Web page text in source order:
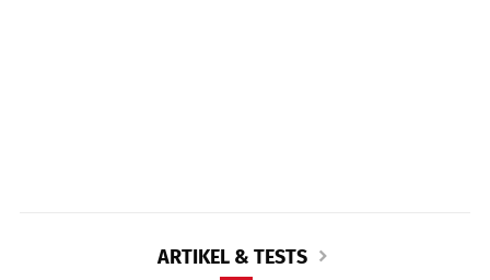
ARTIKEL & TESTS